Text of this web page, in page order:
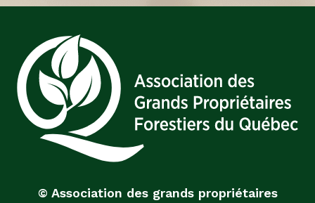
© Association des grands propriétaires